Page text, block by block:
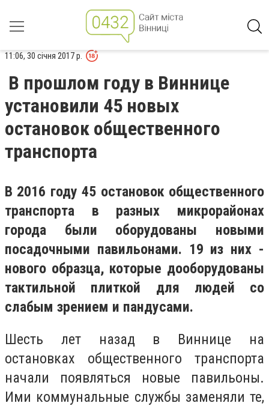
11:06, 30 січня 2017 р.
В прошлом году в Виннице
установили 45 новых
остановок общественного
транспорта
В 2016 году 45 остановок общественного
транспорта в разных микрорайонах
города были оборудованы новыми
посадочными павильонами. 19 из них -
нового образца, которые дооборудованы
тактильной плиткой для людей со
слабым зрением и пандусами.
Шесть лет назад в Виннице на
остановках общественного транспорта
начали появляться новые павильоны.
Ими коммунальные службы заменяли те,